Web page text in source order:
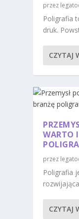
przez
Poligrafia
druk.
CZYTAJ
WARTO
przez
Poligrafia
CZYTAJ